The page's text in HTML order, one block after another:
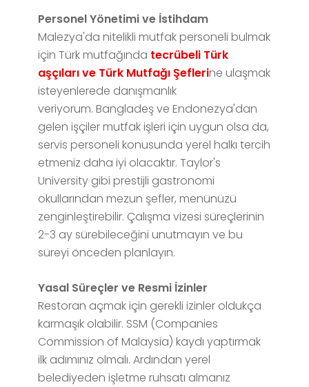
Personel Yönetimi ve İstihdam
Malezya'da nitelikli mutfak personeli bulmak
için Türk mutfağında tecrübeli Türk
aşçıları ve Türk Mutfağı Şeflerine ulaşmak
isteyenlerede danışmanlık
veriyorum. Bangladeş ve Endonezya'dan
gelen işçiler mutfak işleri için uygun olsa da,
servis personeli konusunda yerel halkı tercih
etmeniz daha iyi olacaktır. Taylor's
University gibi prestijli gastronomi
okullarından mezun şefler, menünüzü
zenginleştirebilir. Çalışma vizesi süreçlerinin
2-3 ay sürebileceğini unutmayın ve bu
süreyi önceden planlayın.
Yasal Süreçler ve Resmi İzinler
Restoran açmak için gerekli izinler oldukça
karmaşık olabilir. SSM (Companies
Commission of Malaysia) kaydı yaptırmak
ilk adımınız olmalı. Ardından yerel
belediyeden işletme ruhsatı almanız